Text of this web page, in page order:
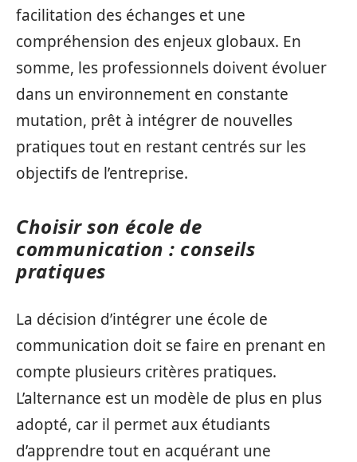
facilitation des échanges et une
compréhension des enjeux globaux. En
somme, les professionnels doivent évoluer
dans un environnement en constante
mutation, prêt à intégrer de nouvelles
pratiques tout en restant centrés sur les
objectifs de l’entreprise.
Choisir son école de
communication : conseils
pratiques
La décision d’intégrer une école de
communication doit se faire en prenant en
compte plusieurs critères pratiques.
L’alternance est un modèle de plus en plus
adopté, car il permet aux étudiants
d’apprendre tout en acquérant une